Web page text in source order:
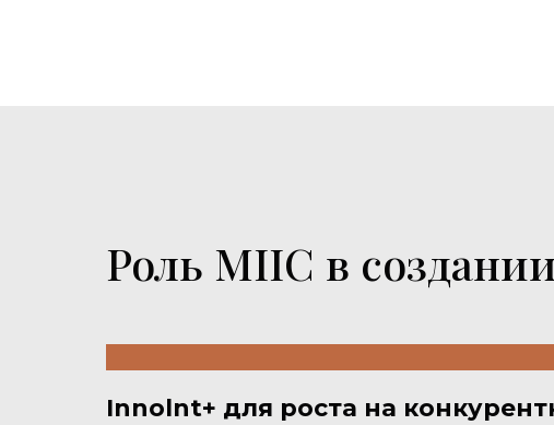
Роль MIIC в
Innolnt+ для роста на